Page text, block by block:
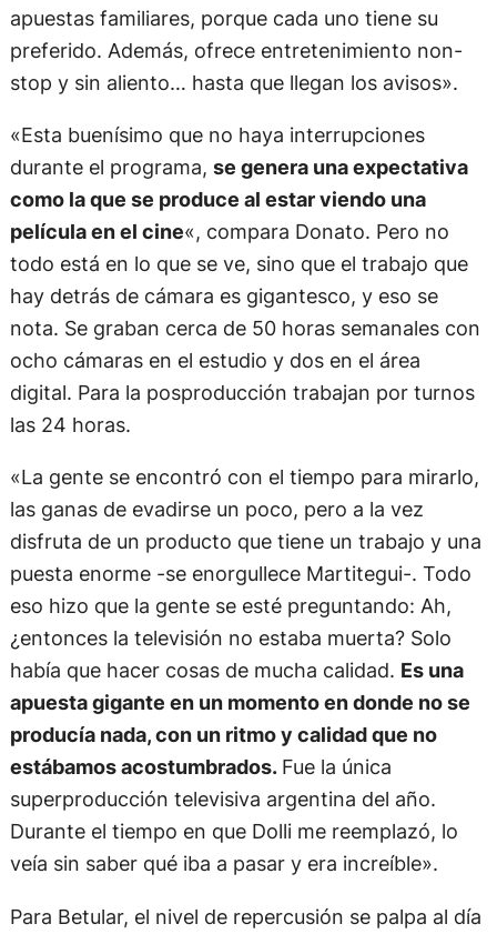
apuestas familiares, porque cada uno tiene su
preferido. Además, ofrece entretenimiento non-
stop y sin aliento… hasta que llegan los avisos».
«Esta buenísimo que no haya interrupciones
durante el programa, se genera una expectativa
como la que se produce al estar viendo una
película en el cine«, compara Donato. Pero no
todo está en lo que se ve, sino que el trabajo que
hay detrás de cámara es gigantesco, y eso se
nota. Se graban cerca de 50 horas semanales con
ocho cámaras en el estudio y dos en el área
digital. Para la posproducción trabajan por turnos
las 24 horas.
«La gente se encontró con el tiempo para mirarlo,
las ganas de evadirse un poco, pero a la vez
disfruta de un producto que tiene un trabajo y una
puesta enorme -se enorgullece Martitegui-. Todo
eso hizo que la gente se esté preguntando: Ah,
¿entonces la televisión no estaba muerta? Solo
había que hacer cosas de mucha calidad. Es una
apuesta gigante en un momento en donde no se
producía nada, con un ritmo y calidad que no
estábamos acostumbrados. Fue la única
superproducción televisiva argentina del año.
Durante el tiempo en que Dolli me reemplazó, lo
veía sin saber qué iba a pasar y era increíble».
Para Betular, el nivel de repercusión se palpa al día